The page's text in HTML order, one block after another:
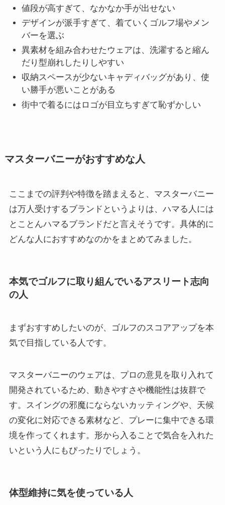
値段が高すぎて、なかなか手が出せない
デザインが派手すぎて、着ていくゴルフ場やメン
バーを選ぶ
異素材を組み合わせたウェアは、洗濯すると縮ん
だり型崩れしたりしやすい
収納スペースが少ないキャディバッグがあり、使
い勝手が悪いことがある
街中で着るにはロゴが目立ちすぎて恥ずかしい
マスターバニーがおすすめな人
ここまでの評判や特徴を踏まえると、マスターバニー
は万人受けするブランドというよりは、ハマる人には
とことんハマるブランドだと言えそうです。具体的に
どんな人におすすめなのかをまとめてみました。
本気でゴルフに取り組んでいるアスリート志向
の人
まずおすすめしたいのが、ゴルフのスコアアップを本
気で目指している人です。
マスターバニーのウェアは、プロの意見を取り入れて
開発されているため、動きやすさや機能性は抜群で
す。スイングの邪魔にならないカッティングや、天候
の変化に対応できる素材など、プレーに集中できる環
境を作ってくれます。形から入ることで気合を入れた
いという人にもぴったりでしょう。
体型維持に気を使っている人